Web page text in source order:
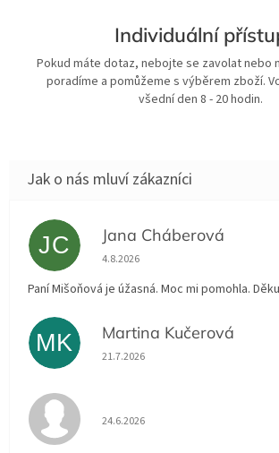
Individuální
Pokud máte dotaz, nebojte se zavolat nebo
poradíme a pomůžeme s výběrem zboží.
všední den 8 - 20 hodin.
JC Jana Cháberová
Hodnocení obchodu je 5 z 5
4.8.2026
Paní Mišoňová je úžasná. Moc mi pomohla.
MK Martina Kučerová
Hodnocení obchodu je 5 z 5
21.7.2026
Hodnocení obchodu je 5 z 5
24.6.2026